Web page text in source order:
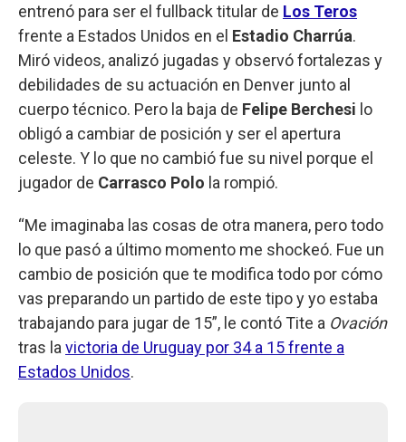
entrenó para ser el fullback titular de Los Teros
frente a Estados Unidos en el Estadio Charrúa.
Miró videos, analizó jugadas y observó fortalezas y
debilidades de su actuación en Denver junto al
cuerpo técnico. Pero la baja de Felipe Berchesi lo
obligó a cambiar de posición y ser el apertura
celeste. Y lo que no cambió fue su nivel porque el
jugador de Carrasco Polo la rompió.
“Me imaginaba las cosas de otra manera, pero todo
lo que pasó a último momento me shockeó. Fue un
cambio de posición que te modifica todo por cómo
vas preparando un partido de este tipo y yo estaba
trabajando para jugar de 15”, le contó Tite a Ovación
tras la victoria de Uruguay por 34 a 15 frente a
Estados Unidos.